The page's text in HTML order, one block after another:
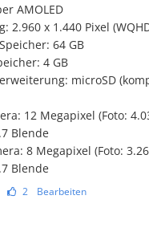
AMOLED
2.960 x 1.440 Pixel
64 GB
4 GB
microSD
12 Megapixel (Foto:
Blende
8 Megapixel (Foto:
Blende
2 Bearbeiten